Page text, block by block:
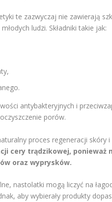
te zazwyczaj nie zawierają
ludzi. Składniki takie jak:
antybakteryjnych i
porów.
proces regeneracji
cery trądzikowej,
oraz wyprysków.
nastolatki mogą liczyć na
aby wybierały produkty